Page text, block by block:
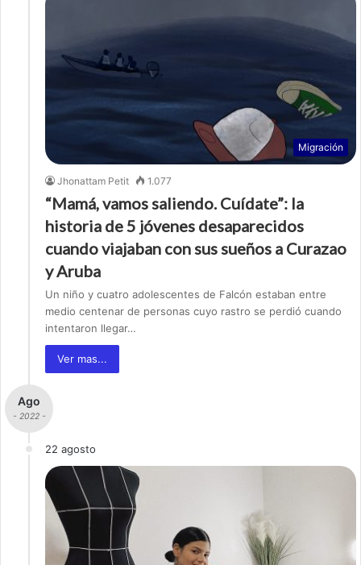
Migración
Jhonattam Petit 1.077
“Mamá, vamos saliendo. Cuídate”: la
historia de 5 jóvenes desaparecidos
cuando viajaban con sus sueños a Curazao
y Aruba
Un niño y cuatro adolescentes de Falcón estaban entre
medio centenar de personas cuyo rastro se perdió cuando
intentaron llegar…
Ver mas...
Ago
- 2022 -
22 agosto